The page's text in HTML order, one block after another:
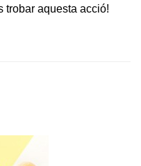
trobar aquesta acció!